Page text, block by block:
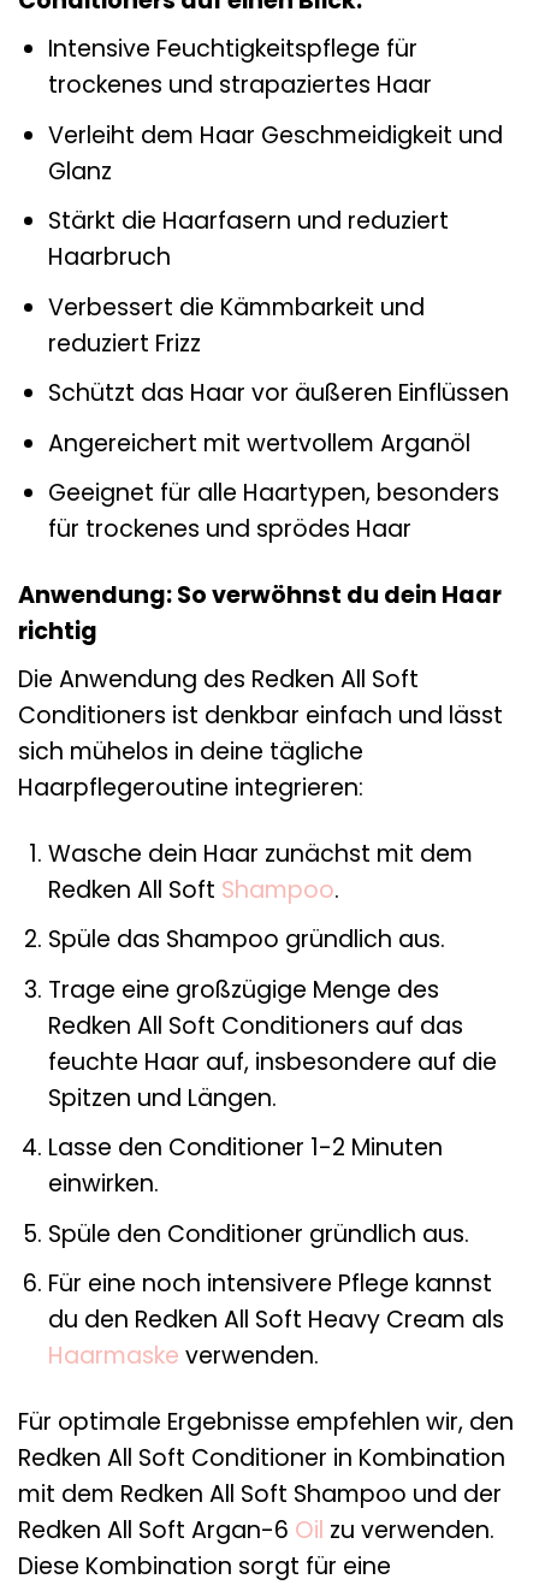
Intensive Feuchtigkeitspflege für
trockenes und strapaziertes Haar
Verleiht dem Haar Geschmeidigkeit und
Glanz
Stärkt die Haarfasern und reduziert
Haarbruch
Verbessert die Kämmbarkeit und
reduziert Frizz
Schützt das Haar vor äußeren Einflüssen
Angereichert mit wertvollem Arganöl
Geeignet für alle Haartypen, besonders
für trockenes und sprödes Haar
Anwendung: So verwöhnst du dein Haar
richtig
Die Anwendung des Redken All Soft
Conditioners ist denkbar einfach und lässt
sich mühelos in deine tägliche
Haarpflegeroutine integrieren:
Wasche dein Haar zunächst mit dem
Redken All Soft Shampoo.
Spüle das Shampoo gründlich aus.
Trage eine großzügige Menge des
Redken All Soft Conditioners auf das
feuchte Haar auf, insbesondere auf die
Spitzen und Längen.
Lasse den Conditioner 1-2 Minuten
einwirken.
Spüle den Conditioner gründlich aus.
Für eine noch intensivere Pflege kannst
du den Redken All Soft Heavy Cream als
Haarmaske verwenden.
Für optimale Ergebnisse empfehlen wir, den
Redken All Soft Conditioner in Kombination
mit dem Redken All Soft Shampoo und der
Redken All Soft Argan-6 Oil zu verwenden.
Diese Kombination sorgt für eine